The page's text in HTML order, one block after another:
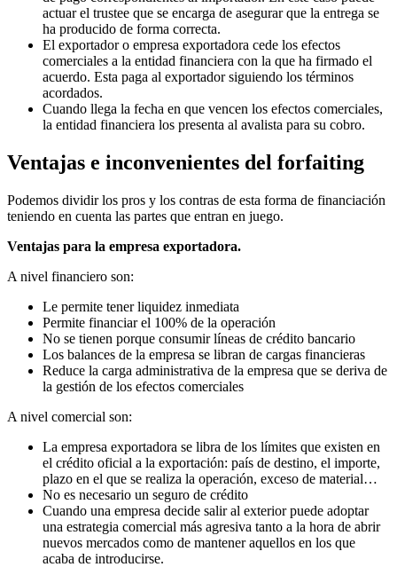
actuar el trustee que se encarga de asegurar que la entrega se
ha producido de forma correcta.
El exportador o empresa exportadora cede los efectos
comerciales a la entidad financiera con la que ha firmado el
acuerdo. Esta paga al exportador siguiendo los términos
acordados.
Cuando llega la fecha en que vencen los efectos comerciales,
la entidad financiera los presenta al avalista para su cobro.
Ventajas e inconvenientes del forfaiting
Podemos dividir los pros y los contras de esta forma de financiación
teniendo en cuenta las partes que entran en juego.
Ventajas para la empresa exportadora.
A nivel financiero son:
Le permite tener liquidez inmediata
Permite financiar el 100% de la operación
No se tienen porque consumir líneas de crédito bancario
Los balances de la empresa se libran de cargas financieras
Reduce la carga administrativa de la empresa que se deriva de
la gestión de los efectos comerciales
A nivel comercial son:
La empresa exportadora se libra de los límites que existen en
el crédito oficial a la exportación: país de destino, el importe,
plazo en el que se realiza la operación, exceso de material…
No es necesario un seguro de crédito
Cuando una empresa decide salir al exterior puede adoptar
una estrategia comercial más agresiva tanto a la hora de abrir
nuevos mercados como de mantener aquellos en los que
acaba de introducirse.